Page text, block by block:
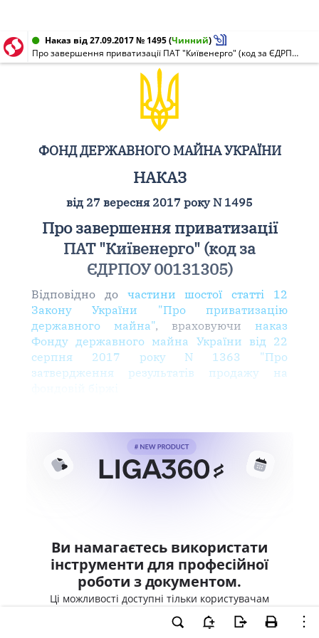
Наказ від 27.09.2017 № 1495(Чинний)
Про завершення приватизації ПАТ "Київенерго" (код за ЄДРПОУ 00131305)
ФОНД ДЕРЖАВНОГО МАЙНА УКРАЇНИ
НАКАЗ
від 27 вересня 2017 року N 1495
Про завершення приватизації
ПАТ "Київенерго" (код за
ЄДРПОУ 00131305)
Відповідно до частини шостої статті 12
Закону України "Про приватизацію
державного майна", враховуючи наказ
Фонду державного майна України від 22
серпня 2017 року N 1363 "Про
затвердження результатів продажу на
Ви намагаєтесь використати
інструменти для професійної
роботи з документом.
Ці можливості доступні тільки користувачам
LIGA360. Залишайте заявку та отримайте
доступ для професійної роботи прямо зараз.